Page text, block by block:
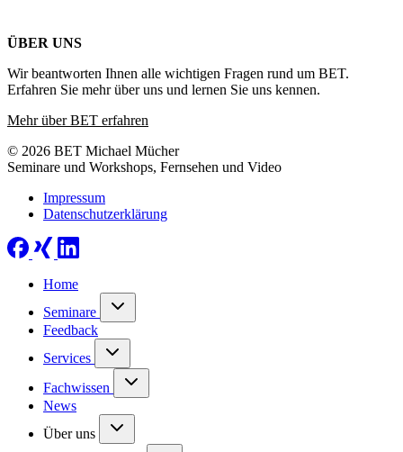
ÜBER UNS
Wir beantworten Ihnen alle wichtigen Fragen rund um BET.
Erfahren Sie mehr über uns und lernen Sie uns kennen.
Mehr über BET erfahren
© 2026 BET Michael Mücher
Seminare und Workshops, Fernsehen und Video
Impressum
Datenschutzerklärung
Home
Seminare
Feedback
Services
Fachwissen
News
Über uns